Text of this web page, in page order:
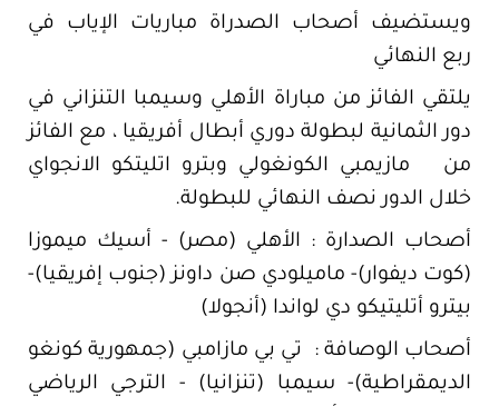
ويستضيف أصحاب الصدراة مباريات الإياب في
ربع النهائي
يلتقي الفائز من مباراة الأهلي وسيمبا التنزاني في
دور الثمانية لبطولة دوري أبطال أفريقيا ، مع الفائز
من مازيمبي الكونغولي وبترو اتليتكو الانجواي
خلال الدور نصف النهائي للبطولة.
أصحاب الصدارة : الأهلي (مصر) - أسيك ميموزا
(كوت ديفوار)- ماميلودي صن داونز (جنوب إفريقيا)-
بيترو أتليتيكو دي لواندا (أنجولا)
أصحاب الوصافة : تي بي مازامبي (جمهورية كونغو
الديمقراطية)- سيمبا (تنزانيا) - الترجي الرياضي